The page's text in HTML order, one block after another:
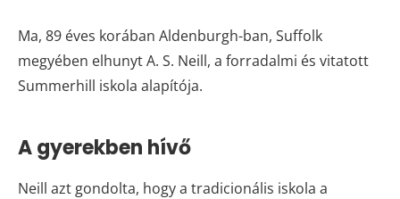
Ma, 89 éves korában Aldenburgh-ban, Suffolk
megyében elhunyt A. S. Neill, a forradalmi és vitatott
Summerhill iskola alapítója.
A gyerekben hívő
Neill azt gondolta, hogy a tradicionális iskola a